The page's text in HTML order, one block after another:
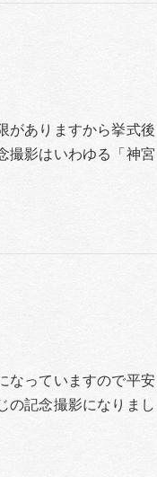
がありますから挙式後
撮影はいわゆる「神宮
なっていますので平安
の記念撮影になりまし